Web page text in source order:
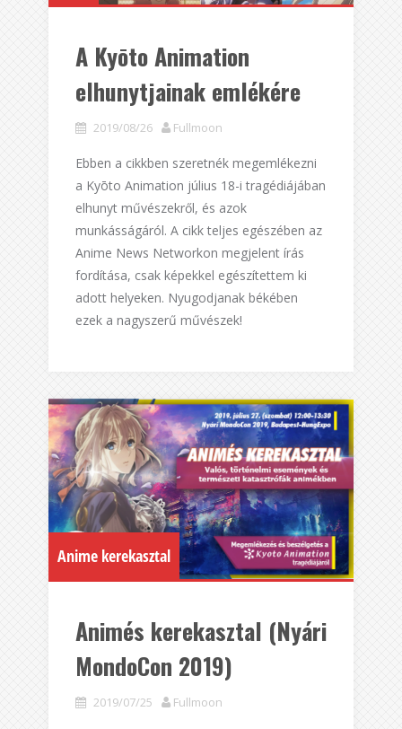
A Kyōto Animation
elhunytjainak emlékére
2019/08/26 Fullmoon
Ebben a cikkben szeretnék megemlékezni
a Kyōto Animation július 18-i tragédiájában
elhunyt művészekről, és azok
munkásságáról. A cikk teljes egészében az
Anime News Networkon megjelent írás
fordítása, csak képekkel egészítettem ki
adott helyeken. Nyugodjanak békében
ezek a nagyszerű művészek!
Anime kerekasztal
Animés kerekasztal (Nyári
MondoCon 2019)
2019/07/25 Fullmoon